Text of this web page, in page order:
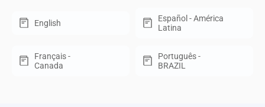
English
Español - América
Latina
Français -
Canada
Português -
BRAZIL